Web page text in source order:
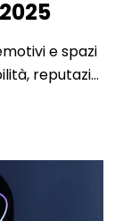
e spazi
reputazi...